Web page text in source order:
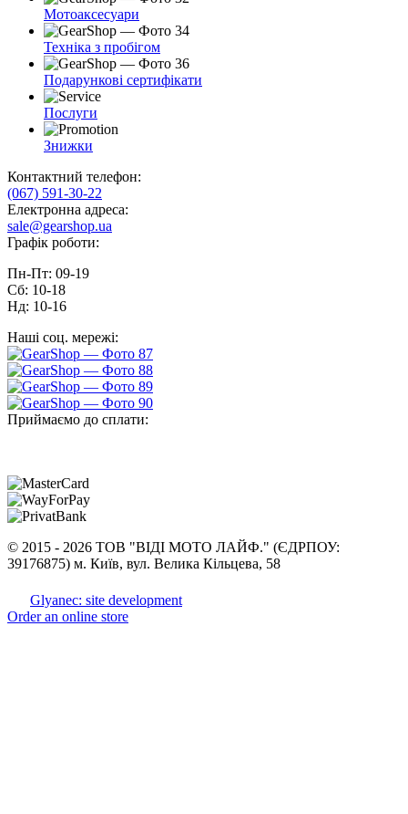
Мотоаксесуари
Техніка з пробігом
Подарункові сертифікати
Послуги
Знижки
Контактний телефон:
(067) 591-30-22
Електронна адреса:
sale@gearshop.ua
Графік роботи:
Пн-Пт: 09-19
Сб: 10-18
Нд: 10-16
Наші соц. мережі:
Приймаємо до сплати:
© 2015 - 2026 ТОВ "ВІДІ МОТО ЛАЙФ." (ЄДРПОУ:
39176875) м. Київ, вул. Велика Кільцева, 58
Glyanec: site development
Order an online store